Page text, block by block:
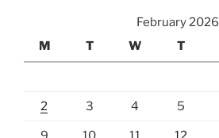
February 2026
M
T W T
2 3 4 5